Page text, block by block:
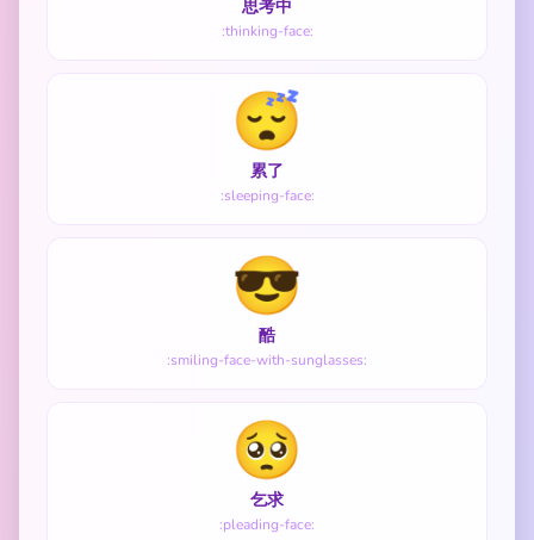
思考中
:thinking-face:
😴
累了
:sleeping-face:
😎
酷
:smiling-face-with-sunglasses:
🥺
乞求
:pleading-face: